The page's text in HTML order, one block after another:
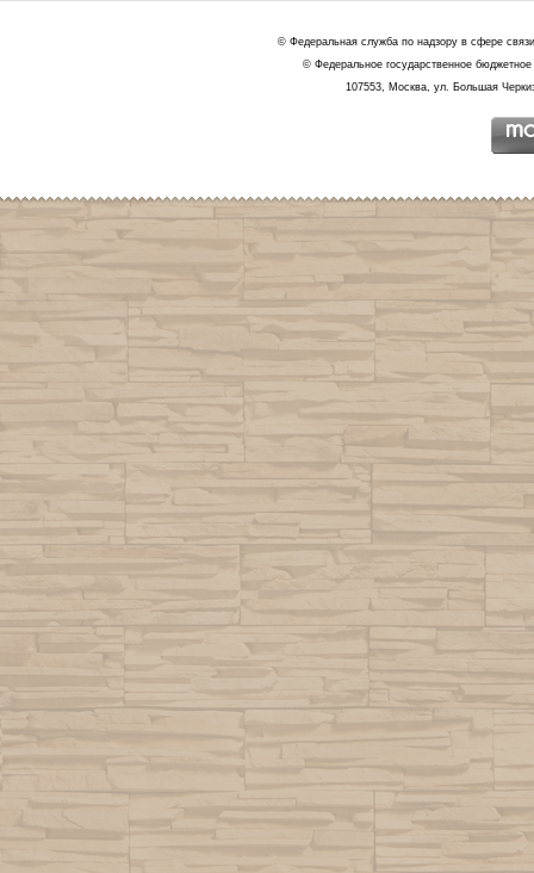
© Федеральная служба по надзору в сфере
© Федеральное государственное
107553, Москва, ул. Большая